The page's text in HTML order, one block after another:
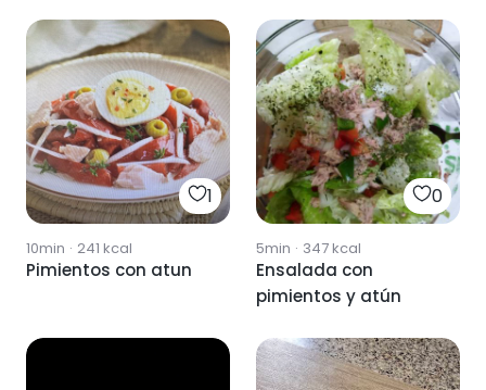
1
10min · 241 kcal
Pimientos con atun
0
5min · 347kcal
Ensalada con
pimientos y atún